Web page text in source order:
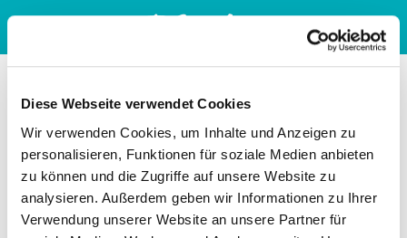
Diese Webseite verwendet Cookies
Wir verwenden Cookies, um Inhalte und Anzeigen zu
personalisieren, Funktionen für soziale Medien anbieten
zu können und die Zugriffe auf unsere Website zu
analysieren. Außerdem geben wir Informationen zu Ihrer
Verwendung unserer Website an unsere Partner für